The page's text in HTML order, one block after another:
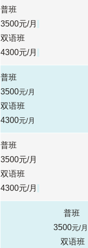
普班
3500元/月
双语班
4300元/月
普班
3500元/月
双语班
4300元/月
普班
3500元/月
双语班
4300元/月
普班
3500元/月
双语班